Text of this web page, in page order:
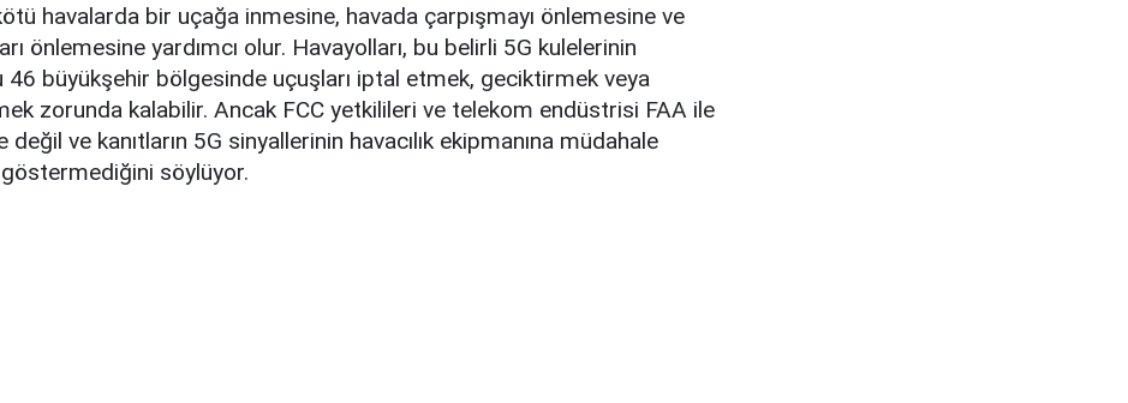
havalarda bir uçağa inmesine, havada çarpışmayı önlemesine ve
önlemesine yardımcı olur. Havayolları, bu belirli 5G kulelerinin
46 büyükşehir bölgesinde uçuşları iptal etmek, geciktirmek veya
zorunda kalabilir. Ancak FCC yetkilileri ve telekom endüstrisi FAA ile
değil ve kanıtların 5G sinyallerinin havacılık ekipmanına müdahale
söylüyor.